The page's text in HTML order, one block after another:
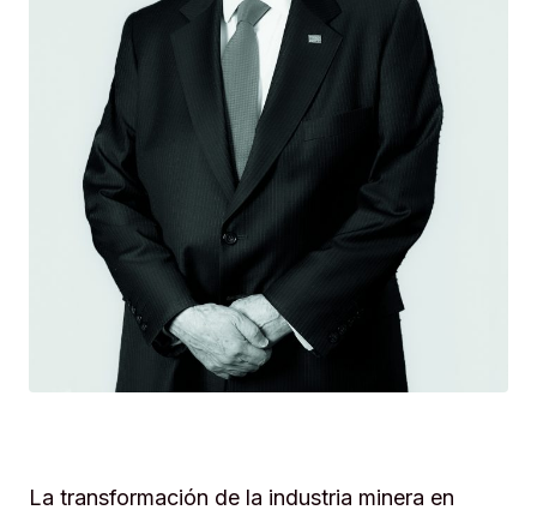
La transformación de la industria minera en